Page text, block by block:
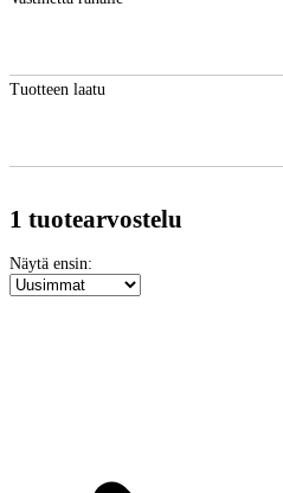
Tuotteen laatu
1 tuotearvostelu
Näytä ensin: